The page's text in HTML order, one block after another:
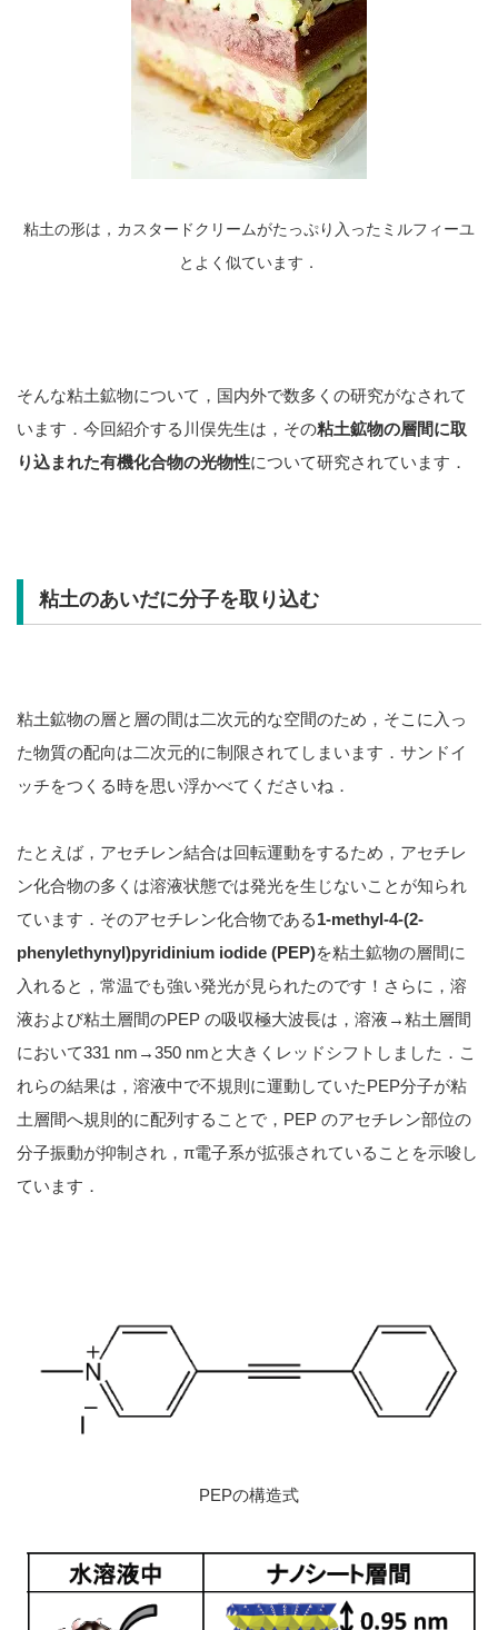
粘土の形は，カスタードクリームがたっぷり入ったミルフィーユ
とよく似ています．
そんな粘土鉱物について，国内外で数多くの研究がなされて
います．今回紹介する川俣先生は，その粘土鉱物の層間に取
り込まれた有機化合物の光物性について研究されています．
粘土のあいだに分子を取り込む
粘土鉱物の層と層の間は二次元的な空間のため，そこに入っ
た物質の配向は二次元的に制限されてしまいます．サンドイ
ッチをつくる時を思い浮かべてくださいね．
たとえば，アセチレン結合は回転運動をするため，アセチレ
ン化合物の多くは溶液状態では発光を生じないことが知られ
ています．そのアセチレン化合物である1-methyl-4-(2-
phenylethynyl)pyridinium iodide (PEP)を粘土鉱物の層間に
入れると，常温でも強い発光が見られたのです！さらに，溶
液および粘土層間のPEP の吸収極大波長は，溶液→粘土層間
において331 nm→350 nmと大きくレッドシフトしました．こ
れらの結果は，溶液中で不規則に運動していたPEP分子が粘
土層間へ規則的に配列することで，PEP のアセチレン部位の
分子振動が抑制され，π電子系が拡張されていることを示唆し
ています．
PEPの構造式